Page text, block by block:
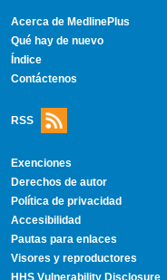
Acerca de MedlinePlus
Qué hay de nuevo
Índice
Contáctenos
RSS
Exenciones
Derechos de autor
Política de privacidad
Accesibilidad
Pautas para enlaces
Visores y reproductores